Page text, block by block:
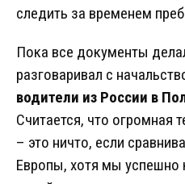
следить за временем
Пока все документы
разговаривал с
водители из России в
Считается, что огромная
– это ничто, если
Европы, хотя мы успешно